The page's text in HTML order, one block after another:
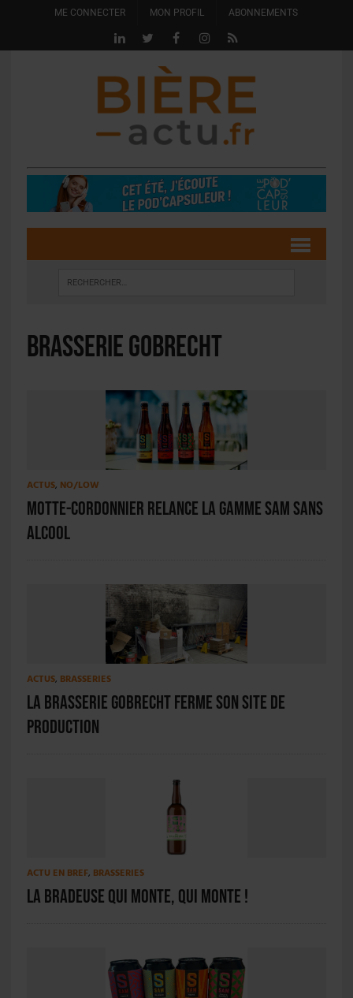
ME CONNECTER MON PROFIL ABONNEMENTS
Brasserie Gobrecht
ACTUS, NO/LOW
Motte-Cordonnier relance la gamme SAM sans
alcool
ACTUS, BRASSERIES
La Brasserie Gobrecht ferme son site de
production
ACTU EN BREF, BRASSERIES
La Bradeuse qui monte, qui monte !